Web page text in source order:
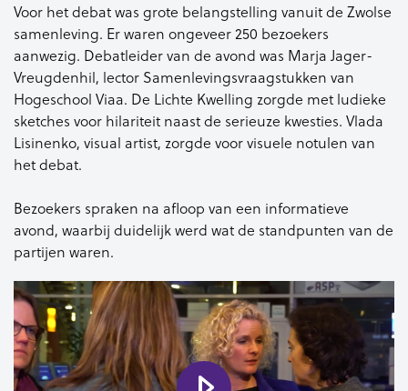
Voor het debat was grote belangstelling vanuit de Zwolse
samenleving. Er waren ongeveer 250 bezoekers
aanwezig. Debatleider van de avond was Marja Jager-
Vreugdenhil, lector Samenlevingsvraagstukken van
Hogeschool Viaa. De Lichte Kwelling zorgde met ludieke
sketches voor hilariteit naast de serieuze kwesties. Vlada
Lisinenko, visual artist, zorgde voor visuele notulen van
het debat.
Bezoekers spraken na afloop van een informatieve
avond, waarbij duidelijk werd wat de standpunten van de
partijen waren.